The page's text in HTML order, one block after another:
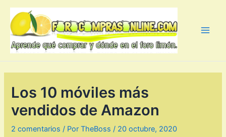
contenido
Los 10 móviles más
vendidos de Amazon
2 comentarios / PorTheBoss / 20 octubre, 2020